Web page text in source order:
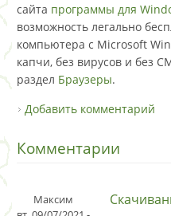
сайта программы для
возможность легально
компьютера с Microsoft
капчи, без вирусов и без
раздел Браузеры.
Добавить комментарий
Комментарии
Максим